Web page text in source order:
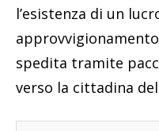
l’esistenza di un
spedita tramite
verso la cittadina